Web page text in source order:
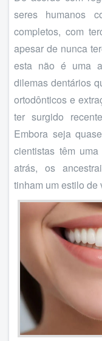
seres humanos
completos, com
apesar de nunca
esta não é uma
dilemas dentários
ortodônticos e
ter surgido
Embora seja
cientistas têm
atrás, os
tinham um estilo de